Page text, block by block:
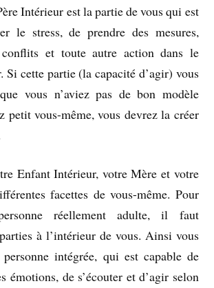
Intérieur est la partie de vous qui est
le stress, de prendre des mesures,
conflits et toute autre action dans le
Si cette partie (la capacité d’agir) vous
vous n’aviez pas de bon modèle
petit vous-même, vous devrez la créer
Enfant Intérieur, votre Mère et votre
facettes de vous-même. Pour
réellement adulte, il faut
à l’intérieur de vous. Ainsi vous
intégrée, qui est capable de
émotions, de s’écouter et d’agir selon